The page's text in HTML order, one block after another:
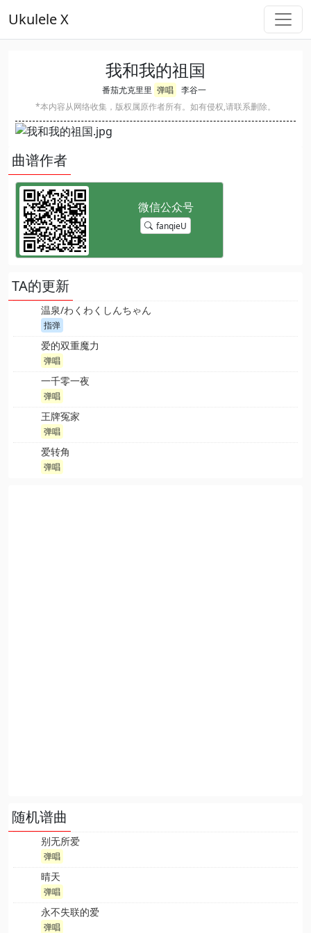
Ukulele X
我和我的祖国
番茄尤克里里 弹唱
李谷一
*本内容从网络收集，版权属原作者所有。如有侵权,请联系删除。
曲谱作者
fanqieU
TA的更新
温泉/わくわくしんちゃん
指弹
爱的双重魔力
弹唱
一千零一夜
弹唱
王牌冤家
弹唱
爱转角
弹唱
随机谱曲
别无所爱
弹唱
晴天
弹唱
永不失联的爱
弹唱